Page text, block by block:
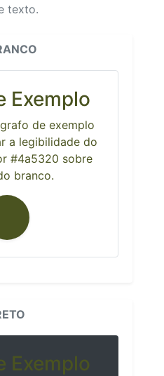
texto.
Exemplo
de exemplo
a legibilidade do
#4a5320 sobre
branco.
Exemplo